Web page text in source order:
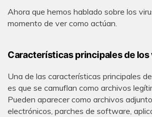
Ahora que hemos hablado sobre los
momento de ver como actúan.
Características principales de
Una de las características principales
es que se camuflan como archivos
Pueden aparecer como archivos
electrónicos, parches de software,